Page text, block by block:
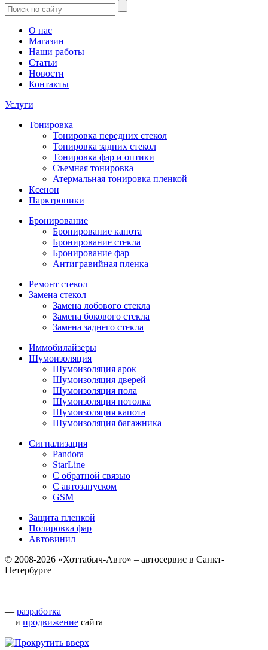
О нас
Магазин
Наши работы
Статьи
Новости
Контакты
Услуги
Тонировка
Тонировка передних стекол
Тонировка задних стекол
Тонировка фар и оптики
Съемная тонировка
Атермальная тонировка пленкой
Ксенон
Парктроники
Бронирование
Бронирование капота
Бронирование стекла
Бронирование фар
Антигравийная пленка
Ремонт стекол
Замена стекол
Замена лобового стекла
Замена бокового стекла
Замена заднего стекла
Иммобилайзеры
Шумоизоляция
Шумоизоляция арок
Шумоизоляция дверей
Шумоизоляция пола
Шумоизоляция потолка
Шумоизоляция капота
Шумоизоляция багажника
Сигнализация
Pandora
StarLine
С обратной связью
С автозапуском
GSM
Защита пленкой
Полировка фар
Автовинил
© 2008-2026 «Хоттабыч-Авто» – автосервис в Санкт-
Петербурге
— разработка
и продвижение сайта